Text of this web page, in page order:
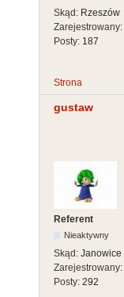
Skąd: Rzeszów
Zarejestrowany:
Posty: 187
Strona
gustaw
Referent
Nieaktywny
Skąd: Janowice
Zarejestrowany:
Posty: 292